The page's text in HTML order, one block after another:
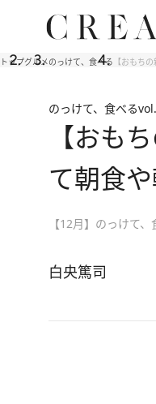
トップグルメのっけて、食べる 【おもち
のっけて、食べる
【おも
て朝食
【12月】のっけて
白央篤司